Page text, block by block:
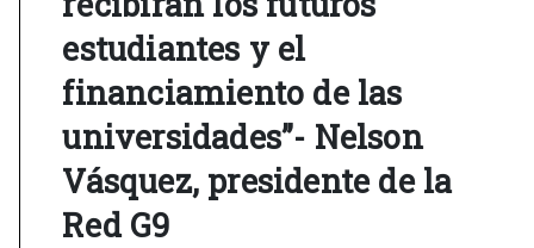
estudiantes y el
financiamiento de las
universidades”- Nelson
Vásquez, presidente de la
Red G9